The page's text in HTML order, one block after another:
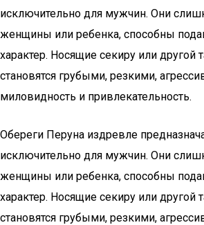
исключительно для мужчин. Они
женщины или ребенка, способны
характер. Носящие секиру или
становятся грубыми, резкими,
миловидность и привлекательность.
Обереги Перуна издревле
исключительно для мужчин. Они
женщины или ребенка, способны
характер. Носящие секиру или
становятся грубыми, резкими,